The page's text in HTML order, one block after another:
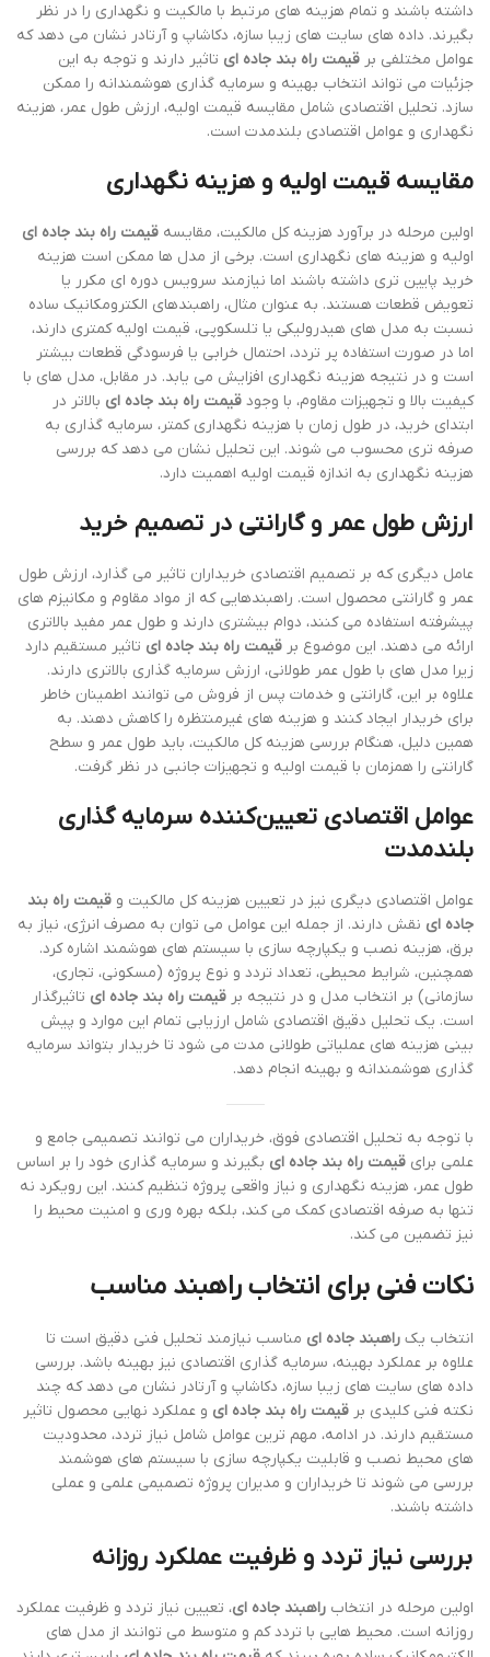
داشته باشند و تمام هزینه های مرتبط با مالکیت و نگهداری را در نظر
بگیرند. داده های سایت های زیبا سازه، دکاشاپ و آرتادر نشان می دهد که
عوامل مختلفی بر قیمت راه بند جاده ای تاثیر دارند و توجه به این
جزئیات می تواند انتخاب بهینه و سرمایه گذاری هوشمندانه را ممکن
سازد. تحلیل اقتصادی شامل مقایسه قیمت اولیه، ارزش طول عمر، هزینه
نگهداری و عوامل اقتصادی بلندمدت است.
مقایسه قیمت اولیه و هزینه نگهداری
اولین مرحله در برآورد هزینه کل مالکیت، مقایسه قیمت راه بند جاده ای
اولیه و هزینه های نگهداری است. برخی از مدل ها ممکن است هزینه
خرید پایین تری داشته باشند اما نیازمند سرویس دوره ای مکرر یا
تعویض قطعات هستند. به عنوان مثال، راهبندهای الکترومکانیک ساده
نسبت به مدل های هیدرولیکی یا تلسکوپی، قیمت اولیه کمتری دارند،
اما در صورت استفاده پر تردد، احتمال خرابی یا فرسودگی قطعات بیشتر
است و در نتیجه هزینه نگهداری افزایش می یابد. در مقابل، مدل های با
کیفیت بالا و تجهیزات مقاوم، با وجود قیمت راه بند جاده ای بالاتر در
ابتدای خرید، در طول زمان با هزینه نگهداری کمتر، سرمایه گذاری به
صرفه تری محسوب می شوند. این تحلیل نشان می دهد که بررسی
هزینه نگهداری به اندازه قیمت اولیه اهمیت دارد.
ارزش طول عمر و گارانتی در تصمیم خرید
عامل دیگری که بر تصمیم اقتصادی خریداران تاثیر می گذارد، ارزش طول
عمر و گارانتی محصول است. راهبندهایی که از مواد مقاوم و مکانیزم های
پیشرفته استفاده می کنند، دوام بیشتری دارند و طول عمر مفید بالاتری
ارائه می دهند. این موضوع بر قیمت راه بند جاده ای تاثیر مستقیم دارد
زیرا مدل های با طول عمر طولانی، ارزش سرمایه گذاری بالاتری دارند.
علاوه بر این، گارانتی و خدمات پس از فروش می توانند اطمینان خاطر
برای خریدار ایجاد کنند و هزینه های غیرمنتظره را کاهش دهند. به
همین دلیل، هنگام بررسی هزینه کل مالکیت، باید طول عمر و سطح
گارانتی را همزمان با قیمت اولیه و تجهیزات جانبی در نظر گرفت.
عوامل اقتصادی تعیین‌کننده سرمایه گذاری
بلندمدت
عوامل اقتصادی دیگری نیز در تعیین هزینه کل مالکیت و قیمت راه بند
جاده ای نقش دارند. از جمله این عوامل می توان به مصرف انرژی، نیاز به
برق، هزینه نصب و یکپارچه سازی با سیستم های هوشمند اشاره کرد.
همچنین، شرایط محیطی، تعداد تردد و نوع پروژه (مسکونی، تجاری،
سازمانی) بر انتخاب مدل و در نتیجه بر قیمت راه بند جاده ای تاثیرگذار
است. یک تحلیل دقیق اقتصادی شامل ارزیابی تمام این موارد و پیش
بینی هزینه های عملیاتی طولانی مدت می شود تا خریدار بتواند سرمایه
گذاری هوشمندانه و بهینه انجام دهد.
با توجه به تحلیل اقتصادی فوق، خریداران می توانند تصمیمی جامع و
علمی برای قیمت راه بند جاده ای بگیرند و سرمایه گذاری خود را بر اساس
طول عمر، هزینه نگهداری و نیاز واقعی پروژه تنظیم کنند. این رویکرد نه
تنها به صرفه اقتصادی کمک می کند، بلکه بهره وری و امنیت محیط را
نیز تضمین می کند.
نکات فنی برای انتخاب راهبند مناسب
انتخاب یک راهبند جاده ای مناسب نیازمند تحلیل فنی دقیق است تا
علاوه بر عملکرد بهینه، سرمایه گذاری اقتصادی نیز بهینه باشد. بررسی
داده های سایت های زیبا سازه، دکاشاپ و آرتادر نشان می دهد که چند
نکته فنی کلیدی بر قیمت راه بند جاده ای و عملکرد نهایی محصول تاثیر
مستقیم دارند. در ادامه، مهم ترین عوامل شامل نیاز تردد، محدودیت
های محیط نصب و قابلیت یکپارچه سازی با سیستم های هوشمند
بررسی می شوند تا خریداران و مدیران پروژه تصمیمی علمی و عملی
داشته باشند.
بررسی نیاز تردد و ظرفیت عملکرد روزانه
اولین مرحله در انتخاب راهبند جاده ای، تعیین نیاز تردد و ظرفیت عملکرد
روزانه است. محیط هایی با تردد کم و متوسط می توانند از مدل های